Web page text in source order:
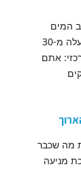
המים
בישראל — מערכות שפותחו בארץ, על בסיס למעלה מ-30
אתם
מה שכבר
מניעה